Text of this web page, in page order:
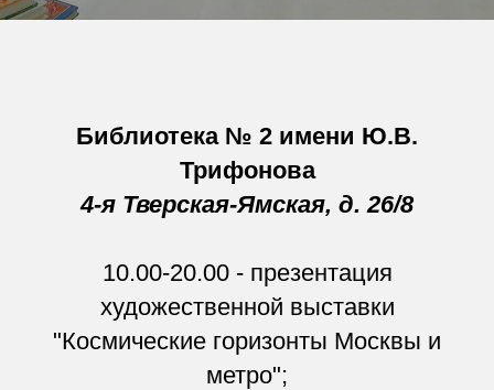
Библиотека № 2 имени Ю.В.
Трифонова
4-я Тверская-Ямская, д. 26/8
10.00-20.00 - презентация
художественной выставки
"Космические горизонты Москвы и
метро";